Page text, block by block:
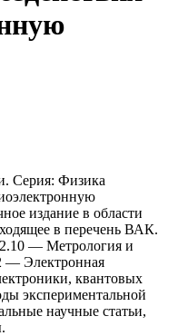
Серия: Физика
издание в области
в перечень ВАК.
— Метрология и
— Электронная
квантовыx
экспериментальной
научные статьи,